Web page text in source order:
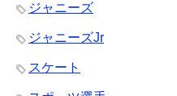
ジャニーズ
ジャニーズJr
スケート